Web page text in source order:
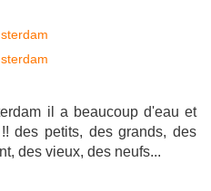
il a beaucoup d'eau et
des petits, des grands, des
des vieux, des neufs...